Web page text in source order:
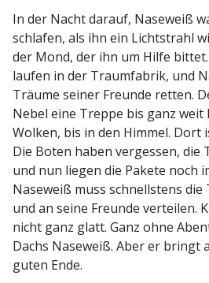
In der Nacht darauf, Naseweiß
schlafen, als ihn ein Licht­strahl
der Mond, der ihn um Hilfe
laufen in der Traum­fabrik, und
Träume seiner Freunde retten.
Nebel eine Treppe bis ganz weit
Wolken, bis in den Himmel. Dort
Die Boten haben vergessen, die
und nun liegen die Pakete noch
Naseweiß muss schnellstens
und an seine Freunde verteilen.
nicht ganz glatt. Ganz ohne
Dachs Naseweiß. Aber er bringt
guten Ende.